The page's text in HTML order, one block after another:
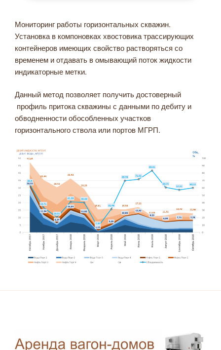
Мониторинг работы горизонтальных скважин.
Установка в компоновках хвостовика трассирующих
контейнеров имеющих свойство растворяться со
временем и отдавать в омывающий поток жидкости
индикаторные метки.
Данный метод позволяет получить достоверный
профиль притока скважины с данными по дебиту и
обводненности обособленных участков
горизонтального ствола или портов МГРП.